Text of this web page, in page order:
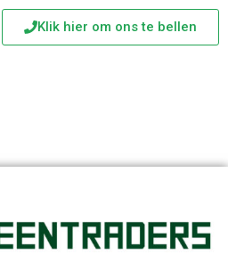
Klik hier om ons te bellen